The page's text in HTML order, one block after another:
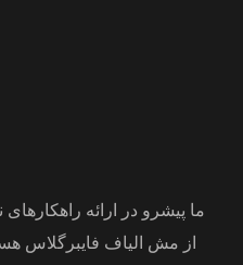
ما پیشرو در ارائه
از مش الیاف فایبرگلاس